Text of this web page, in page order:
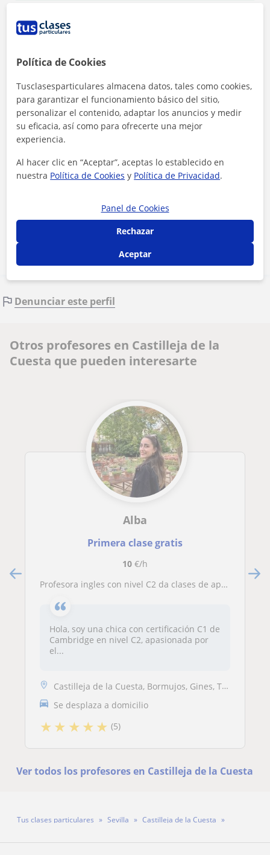
Contactar ahora
Denunciar este perfil
Otros profesores en Castilleja de la
Cuesta que pueden interesarte
Alba
Primera clase gratis
10€/h
Profesora ingles con nivel C2 da clases de apoyo y refuerzo escolar a todos los niveles
Hola, soy una chica con certificación C1 de
Cambridge en nivel C2, apasionada por
el...
Castilleja de la Cuesta, Bormujos, Gines, Tomares
Se desplaza a domicilio
★★ ★★★ (5)
Ver todos los profesores en Castilleja de la Cuesta
Tus clases particulares Sevilla
Castilleja de la Cuesta
Política de Cookies
Tusclasesparticulares almacena datos, tales como cookies,
para garantizar el funcionamiento básico del sitio,
personalizar el contenido, adaptar los anuncios y medir
su eficacia, así como para ofrecerte una mejor
experiencia.
Al hacer clic en “Aceptar”, aceptas lo establecido en
nuestra Política de Cookies y Política de Privacidad.
Panel de Cookies
Rechazar
Aceptar